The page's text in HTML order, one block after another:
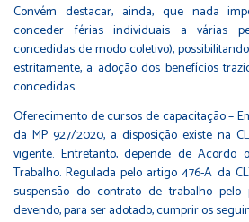
Convém destacar, ainda, que nada
conceder férias individuais a várias
concedidas de modo coletivo),
estritamente, a adoção dos benefícios
concedidas.
Oferecimento de cursos de capacitação –
da MP 927/2020, a disposição existe na
vigente. Entretanto, depende de Acordo
Trabalho. Regulada pelo artigo 476-A da
suspensão do contrato de trabalho
devendo, para ser adotado, cumprir os